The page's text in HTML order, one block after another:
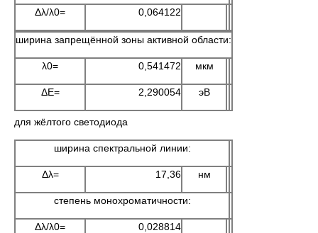
Δλ/λ0= 0,064122
ширина запрещённой зоны активной области:
λ0= 0,541472 мкм
ΔE= 2,290054 эВ
для жёлтого светодиода
ширина спектральной линии:
Δλ= 17,36 нм
степень монохроматичности:
Δλ/λ0= 0,028814